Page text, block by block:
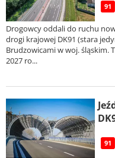
91
Drogowcy oddali do ruchu
drogi krajowej DK91 (stara
Brudzowicami w woj. śląskim.
2027 ro...
91